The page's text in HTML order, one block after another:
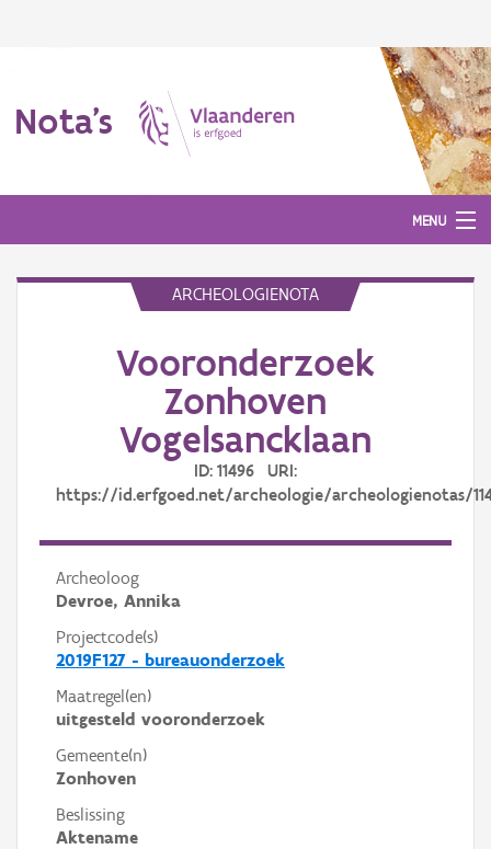
Nota's
MENU
ARCHEOLOGIENOTA
Vooronderzoek
Zonhoven
Vogelsancklaan
ID: 11496 URI:
https://id.erfgoed.net/archeologie/archeologienotas/
Archeoloog
Devroe, Annika
Projectcode(s)
2019F127 - bureauonderzoek
Maatregel(en)
uitgesteld vooronderzoek
Gemeente(n)
Zonhoven
Beslissing
Aktename